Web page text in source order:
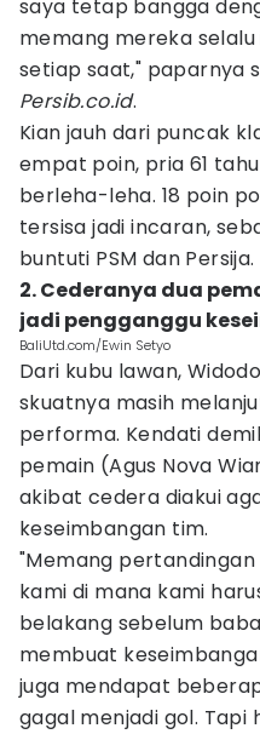
saya tetap bangga
memang mereka
setiap saat," paparnya
Persib.co.id.
Kian jauh dari puncak
empat poin, pria 61
berleha-leha. 18 poin
tersisa jadi incaran,
buntuti PSM dan Persija.
2. Cederanya dua
jadi pengganggu
BaliUtd.com/Ewin Setyo
Dari kubu lawan,
skuatnya masih
performa. Kendati
pemain (Agus Nova
akibat cedera diakui
keseimbangan tim.
"Memang
kami di mana kami
belakang sebelum
membuat
juga mendapat
gagal menjadi gol.